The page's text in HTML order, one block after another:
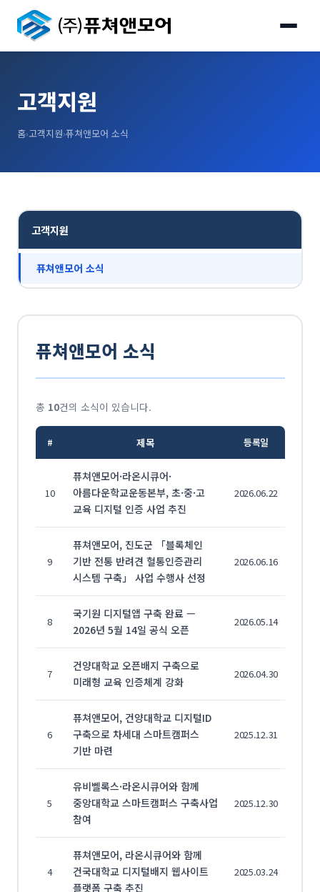
고객지원
홈›고객지원›퓨쳐앤모어 소식
고객지원
퓨쳐앤모어 소식
퓨쳐앤모어 소식
총 10건의 소식이 있습니다.
# 제목 등록일
10
퓨쳐앤모어·라온시큐어·
아름다운학교운동본부, 초·중·고
교육 디지털 인증 사업 추진
2026.06.22
9
퓨쳐앤모어, 진도군 「블록체인
기반 전통 반려견 혈통인증관리
시스템 구축」 사업 수행사 선정
2026.06.16
8
국기원 디지털앱 구축 완료 —
2026년 5월 14일 공식 오픈
2026.05.14
7
건양대학교 오픈배지 구축으로
미래형 교육 인증체계 강화
2026.04.30
6
퓨쳐앤모어, 건양대학교 디지털ID
구축으로 차세대 스마트캠퍼스
기반 마련
2025.12.31
5
유비벨록스·라온시큐어와 함께
중앙대학교 스마트캠퍼스 구축사업
참여
2025.12.30
4
퓨쳐앤모어, 라온시큐어와 함께
건국대학교 디지털배지 웹사이트
플랫폼 구축 추진
2025.03.24